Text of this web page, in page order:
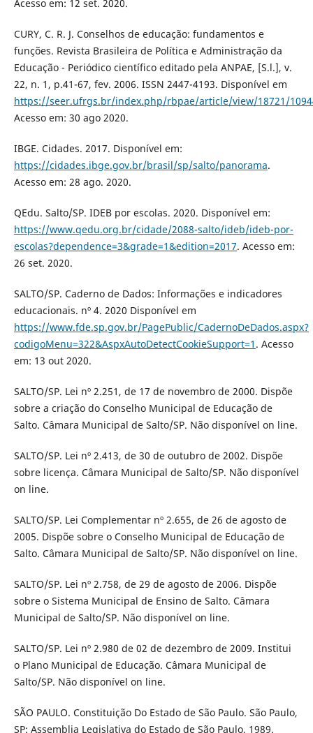
Acesso em: 12 set. 2020.
CURY, C. R. J. Conselhos de educação: fundamentos e
funções. Revista Brasileira de Política e Administração da
Educação - Periódico científico editado pela ANPAE, [S.l.], v.
22, n. 1, p.41-67, fev. 2006. ISSN 2447-4193. Disponível em
https://seer.ufrgs.br/index.php/rbpae/article/view/18721/
Acesso em: 30 ago 2020.
IBGE. Cidades. 2017. Disponível em:
https://cidades.ibge.gov.br/brasil/sp/salto/panorama.
Acesso em: 28 ago. 2020.
QEdu. Salto/SP. IDEB por escolas. 2020. Disponível em:
https://www.qedu.org.br/cidade/2088-salto/ideb/ideb-por-
escolas?dependence=3&grade=1&edition=2017. Acesso em:
26 set. 2020.
SALTO/SP. Caderno de Dados: Informações e indicadores
educacionais. nº 4. 2020 Disponível em
https://www.fde.sp.gov.br/PagePublic/CadernoDeDados.aspx?
codigoMenu=322&AspxAutoDetectCookieSupport=1 . Acesso
em: 13 out 2020.
SALTO/SP. Lei nº 2.251, de 17 de novembro de 2000. Dispõe
sobre a criação do Conselho Municipal de Educação de
Salto. Câmara Municipal de Salto/SP. Não disponível on line.
SALTO/SP. Lei nº 2.413, de 30 de outubro de 2002. Dispõe
sobre licença. Câmara Municipal de Salto/SP. Não disponível
on line.
SALTO/SP. Lei Complementar nº 2.655, de 26 de agosto de
2005. Dispõe sobre o Conselho Municipal de Educação de
Salto. Câmara Municipal de Salto/SP. Não disponível on line.
SALTO/SP. Lei nº 2.758, de 29 de agosto de 2006. Dispõe
sobre o Sistema Municipal de Ensino de Salto. Câmara
Municipal de Salto/SP. Não disponível on line.
SALTO/SP. Lei nº 2.980 de 02 de dezembro de 2009. Institui
o Plano Municipal de Educação. Câmara Municipal de
Salto/SP. Não disponível on line.
SÃO PAULO. Constituição Do Estado de São Paulo. São Paulo,
SP: Assemblia Legislativa do Estado de São Paulo, 1989.